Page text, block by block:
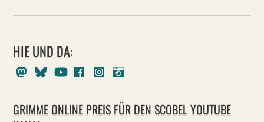
HIE UND DA:
MastodonBlueskyYoutubeFacebookInstagram
GRIMME ONLINE PREIS FÜR DEN SCOBEL YOUTUBE